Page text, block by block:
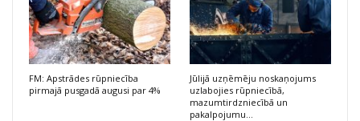
FM: Apstrādes rūpniecība
pirmajā pusgadā augusi par 4%
Jūlijā uzņēmēju noskaņojums
uzlabojies rūpniecībā,
mazumtirdzniecībā un
pakalpojumu…